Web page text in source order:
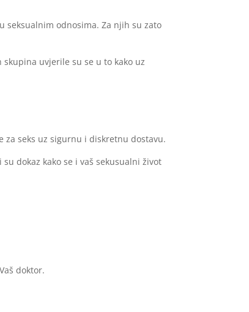
seksualnim odnosima. Za njih su zato
uvjerile su se u to kako uz
seks uz sigurnu i diskretnu dostavu.
dokaz kako se i vaš sekusualni život
doktor.